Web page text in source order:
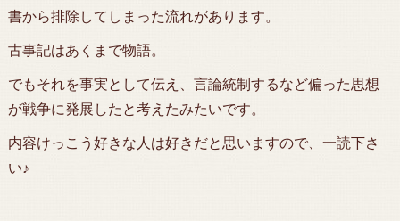
書から排除してしまった流れがあります。
古事記はあくまで物語。
でもそれを事実として伝え、言論統制するなど偏った思想
が戦争に発展したと考えたみたいです。
内容けっこう好きな人は好きだと思いますので、一読下さ
い♪